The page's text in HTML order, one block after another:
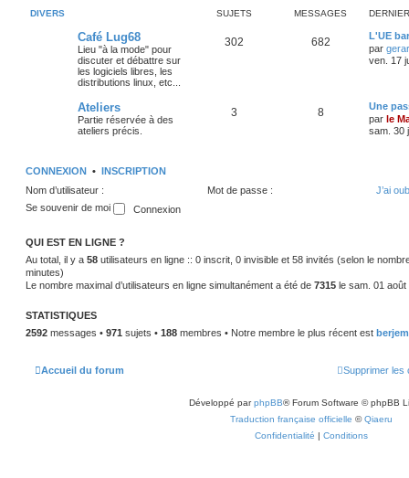
DIVERS SUJETS MESSAGES
Café Lug68
Lieu "à la mode" pour
discuter et débattre sur
les logiciels libres, les
distributions linux, etc...
302 682
L'UE
par
ven. 17
Ateliers
Partie réservée à des
ateliers précis.
3 8
Une
par le
sam. 30
CONNEXION • INSCRIPTION
Nom d’utilisateur :
Mot de passe :
J’ai
Se souvenir de moi
QUI EST EN LIGNE ?
Au total, il y a 58 utilisateurs en ligne :: 0 inscrit, 0 invisible et 58 invités (selon le
minutes)
Le nombre maximal d’utilisateurs en ligne simultanément a été de 7315 le sam. 01 août
STATISTIQUES
2592 messages • 971 sujets • 188 membres • Notre membre le plus récent est
Accueil du forum Supprimer les
Développé parphpBB® Forum Software © phpBB
Traduction française officielle ©Qiaeru
Confidentialité | Conditions